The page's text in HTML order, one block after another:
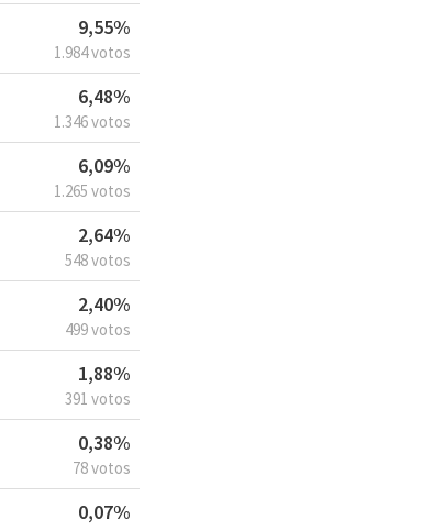
9,55%
1.984 votos
6,48%
1.346 votos
6,09%
1.265 votos
2,64%
548 votos
2,40%
499 votos
1,88%
391 votos
0,38%
78 votos
0,07%